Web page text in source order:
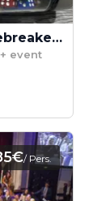
mobile Teamspiele + Icebreaker
event
/ Pers.